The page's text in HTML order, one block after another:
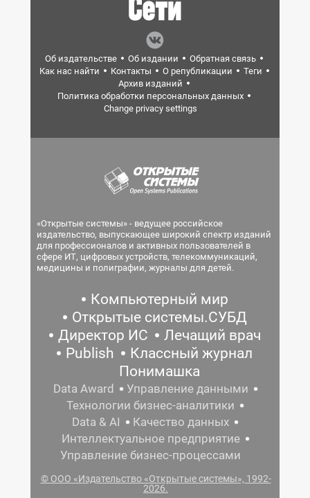
Об издательстве Об издании
Обратная связь
Как нас найти
Контакты О републикации
Теги
Архив изданий
Политика обработки персональных данных
Change privacy settings
«Открытые системы» - ведущее российское
издательство, выпускающее широкий спектр изданий
для профессионалов и активных пользователей в
сфере ИТ, цифровых устройств, телекоммуникаций,
медицины и полиграфии, журналы для детей.
Компьютерный мир
Открытые системы.СУБД
Директор ИС
Лечащий врач
Publish
Классный журнал
Понимашка
Data Award
Управление данными
Технологии бизнес-аналитики
Data & AI
Качество данных
Интеллектуальное предприятие
Управление бизнес-процессами
© ООО «Издательство «Открытые системы», 1992-
2026.